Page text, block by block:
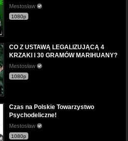
Mestosław
1080p
CO Z USTAWĄ LEGALIZUJĄCĄ 4
KRZAKI I 30 GRAMÓW MARIHUANY?
Mestosław
1080p
Czas na Polskie Towarzystwo
Psychodeliczne!
Mestosław
1080p